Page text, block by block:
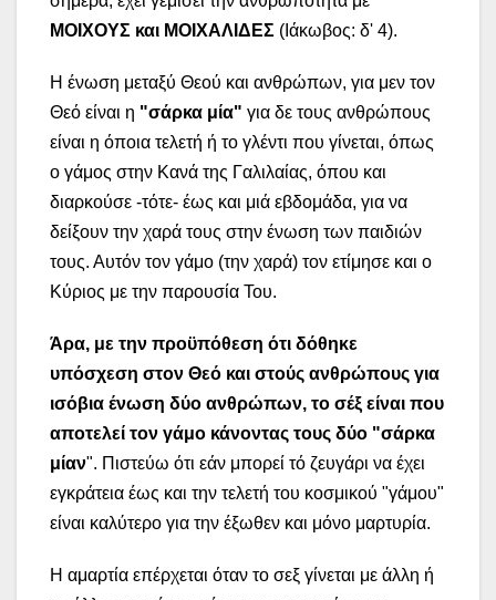
ΜΟΙΧΟΥΣ και ΜΟΙΧΑΛΙΔΕΣ (Ιάκωβος: δ' 4).
Η ένωση μεταξύ Θεού και ανθρώπων, για μεν τον
Θεό είναι η "σάρκα μία" για δε τους ανθρώπους
είναι η όποια τελετή ή το γλέντι που γίνεται, όπως
ο γάμος στην Κανά της Γαλιλαίας, όπου και
διαρκούσε -τότε- έως και μιά εβδομάδα, για να
δείξουν την χαρά τους στην ένωση των παιδιών
τους. Αυτόν τον γάμο (την χαρά) τον ετίμησε και ο
Κύριος με την παρουσία Του.
Άρα, με την προϋπόθεση ότι δόθηκε
υπόσχεση στον Θεό και στούς ανθρώπους για
ισόβια ένωση δύο ανθρώπων, το σέξ είναι που
αποτελεί τον γάμο κάνοντας τους δύο "σάρκα
μίαν". Πιστεύω ότι εάν μπορεί τό ζευγάρι να έχει
εγκράτεια έως και την τελετή του κοσμικού "γάμου"
είναι καλύτερο για την έξωθεν και μόνο μαρτυρία.
Η αμαρτία επέρχεται όταν το σεξ γίνεται με άλλη ή